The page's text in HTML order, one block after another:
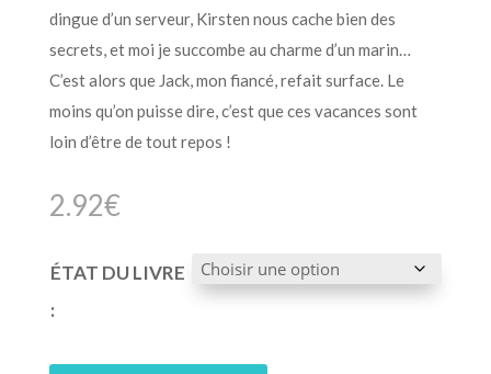
dingue d’un serveur, Kirsten nous cache bien des
secrets, et moi je succombe au charme d’un marin…
C’est alors que Jack, mon fiancé, refait surface. Le
moins qu’on puisse dire, c’est que ces vacances sont
loin d’être de tout repos !
2.92€
ÉTAT DU LIVRE
: